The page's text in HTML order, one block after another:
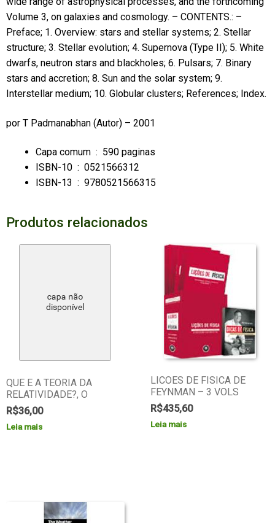
Volume 3, on galaxies and cosmology. – CONTENTS.: –
Preface; 1. Overview: stars and stellar systems; 2. Stellar
structure; 3. Stellar evolution; 4. Supernova (Type II); 5. White
dwarfs, neutron stars and blackholes; 6. Pulsars; 7. Binary
stars and accretion; 8. Sun and the solar system; 9.
Interstellar medium; 10. Globular clusters; References; Index.
por T Padmanabhan (Autor) – 2001
Capa comum ‏ : ‎ 590 paginas
ISBN-10 ‏ : ‎ 0521566312
ISBN-13 ‏ : ‎ 9780521566315
Produtos relacionados
QUE E A TEORIA DA
RELATIVIDADE?, O
R$36,00
Leia mais
LICOES DE FISICA DE
FEYNMAN – 3 VOLS
R$435,60
Leia mais